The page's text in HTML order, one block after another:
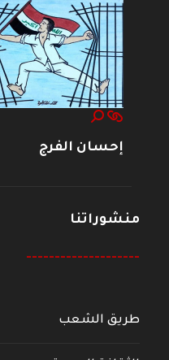
إحسان الفرج
منشوراتنا
--------------------
طريق الشعب